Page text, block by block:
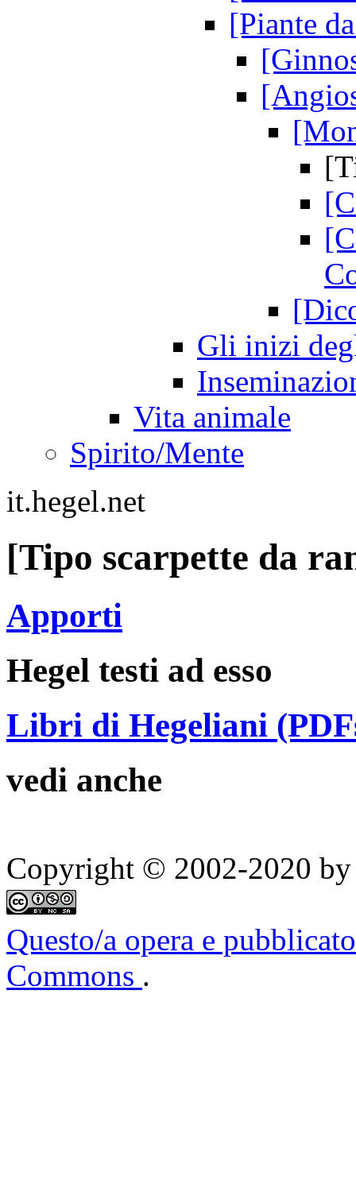
[Piante
Gli inizi
Vita animale
Spirito/Mente
it.hegel.net
[Tipo scarpette da
Apporti
Hegel testi ad esso
Libri di Hegeliani
vedi anche
Copyright © 2002-2020 by
Questo/a opera e
Commons .